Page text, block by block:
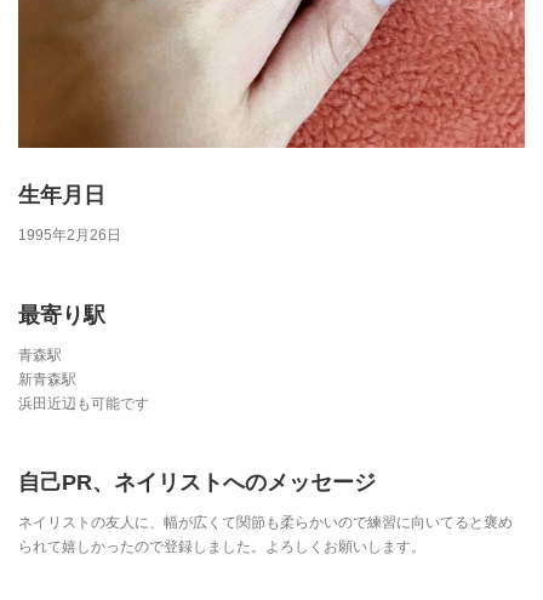
生年月日
1995年2月26日
最寄り駅
青森駅
新青森駅
浜田近辺も可能です
自己PR、ネイリストへのメッセージ
ネイリストの友人に、幅が広くて関節も柔らかいので練習に向いてると褒め
られて嬉しかったので登録しました。よろしくお願いします。